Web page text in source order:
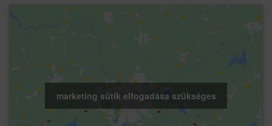
marketing sütik elfogadása szükséges